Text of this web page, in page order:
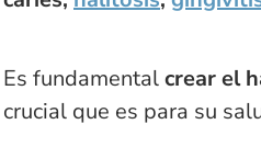
Es fundamentalcrear el
crucial que es para su